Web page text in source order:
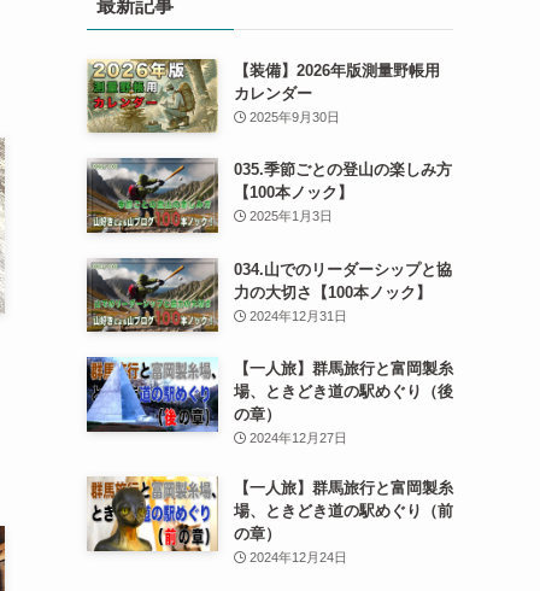
最新記事
【装備】2026年版測量野帳用
カレンダー
2025年9月30日
035.季節ごとの登山の楽しみ方
【100本ノック】
2025年1月3日
034.山でのリーダーシップと協
力の大切さ【100本ノック】
2024年12月31日
【一人旅】群馬旅行と富岡製糸
場、ときどき道の駅めぐり（後
の章）
2024年12月27日
【一人旅】群馬旅行と富岡製糸
場、ときどき道の駅めぐり（前
の章）
2024年12月24日